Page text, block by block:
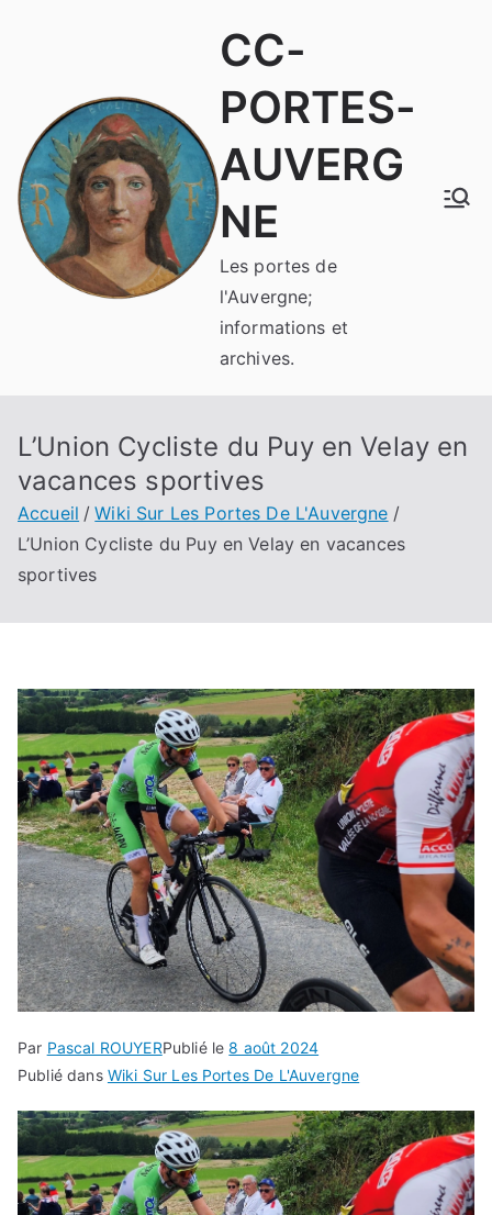
CC-
PORTES-
AUVERG
NE
Les portes de
l'Auvergne;
informations et
archives.
L’Union Cycliste du Puy en Velay en
vacances sportives
Accueil
Wiki Sur Les Portes De L'Auvergne
L’Union Cycliste du Puy en Velay en vacances
sportives
Par Pascal ROUYERPublié le8 août 2024
Publié dans Wiki Sur Les Portes De L'Auvergne